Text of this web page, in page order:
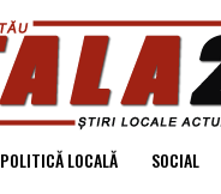
POLITICĂ LOCALĂ SOCIAL